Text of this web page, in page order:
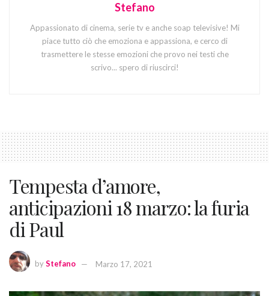
Stefano
Appassionato di cinema, serie tv e anche soap televisive! Mi
piace tutto ciò che emoziona e appassiona, e cerco di
trasmettere le stesse emozioni che provo nei testi che
scrivo... spero di riuscirci!
Tempesta d’amore,
anticipazioni 18 marzo: la furia
di Paul
byStefano Marzo 17, 2021